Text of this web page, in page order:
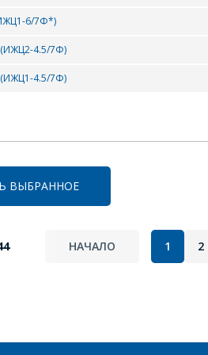
общего применения
индикаторы
6/7Ф*)
(ИЖЦ2-4.5/7Ф)
(ИЖЦ1-4.5/7Ф)
ВЫБРАННОЕ
НАЧАЛО 1 2